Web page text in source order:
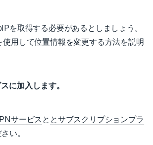
を取得する必要がある としましょう。
用して位置情報を変更する方法を説明
に加入します。
サービスと とサブスクリプションプラ
い。